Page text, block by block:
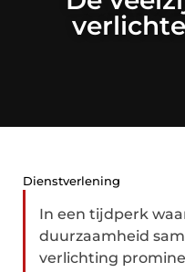
Dienstverlening
In een tijdperk
duurzaamheid
verlichting